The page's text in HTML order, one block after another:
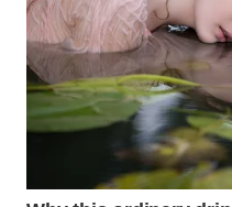
WN
TAPANULI
TENGAH
WN DELI
SERDANG